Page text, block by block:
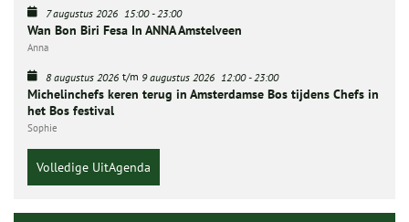
7 augustus 2026 15:00-23:00
Wan Bon Biri Fesa In ANNA Amstelveen
Anna
8 augustus 2026 t/m 9 augustus 2026 12:00-23:00
Michelinchefs keren terug in Amsterdamse Bos tijdens Chefs in
het Bos festival
Sophie
Volledige UitAgenda